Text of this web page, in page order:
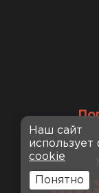
Наш сайт
использует
cookie
Понятно